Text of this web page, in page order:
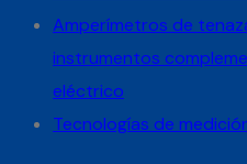
Amperímetros de
instrumentos
eléctrico
Tecnologías de